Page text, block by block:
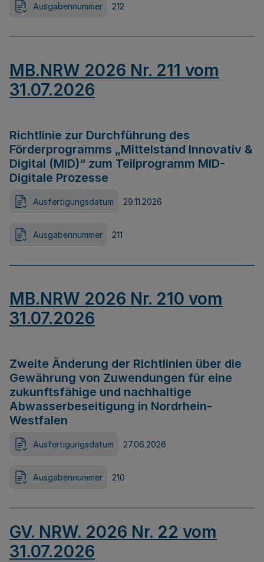
Ausgabennummer 212
MB.NRW 2026 Nr. 211 vom
31.07.2026
Richtlinie zur Durchführung des
Förderprogramms „Mittelstand Innovativ &
Digital (MID)“ zum Teilprogramm MID-
Digitale Prozesse
Ausfertigungsdatum 29.11.2026
Ausgabennummer 211
MB.NRW 2026 Nr. 210 vom
31.07.2026
Zweite Änderung der Richtlinien über die
Gewährung von Zuwendungen für eine
zukunftsfähige und nachhaltige
Abwasserbeseitigung in Nordrhein-
Westfalen
Ausfertigungsdatum 27.06.2026
Ausgabennummer 210
GV. NRW. 2026 Nr. 22 vom
31.07.2026